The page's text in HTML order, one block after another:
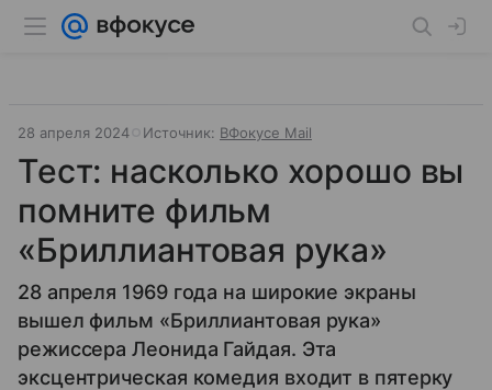
28 апреля 2024 Источник: ВФокусе Mail
Тест: насколько хорошо вы
помните фильм
«Бриллиантовая рука»
28 апреля 1969 года на широкие экраны
вышел фильм «Бриллиантовая рука»
режиссера Леонида Гайдая. Эта
эксцентрическая комедия входит в пятерку